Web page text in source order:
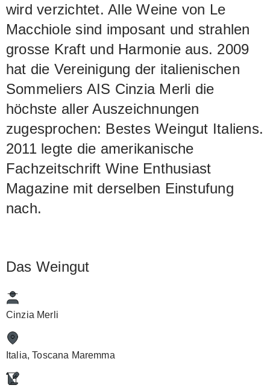
wird verzichtet. Alle Weine von Le
Macchiole sind imposant und strahlen
grosse Kraft und Harmonie aus. 2009
hat die Vereinigung der italienischen
Sommeliers AIS Cinzia Merli die
höchste aller Auszeichnungen
zugesprochen: Bestes Weingut Italiens.
2011 legte die amerikanische
Fachzeitschrift Wine Enthusiast
Magazine mit derselben Einstufung
nach.
Das Weingut
Cinzia Merli
Italia, Toscana Maremma